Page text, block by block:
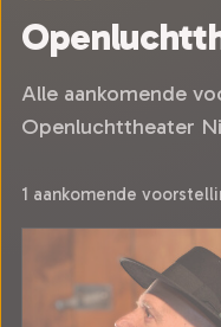
Alle aankomende
Openluchttheater
1 aankomende